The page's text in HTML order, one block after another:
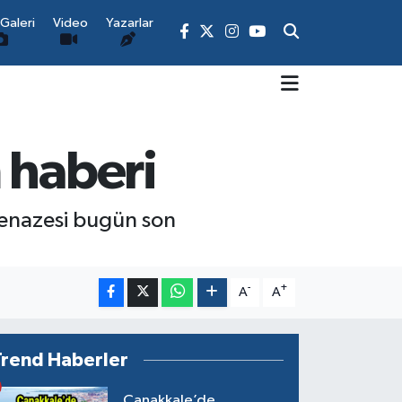
Video Yazarlar
haberi
bugün son
A- A+
Haberler